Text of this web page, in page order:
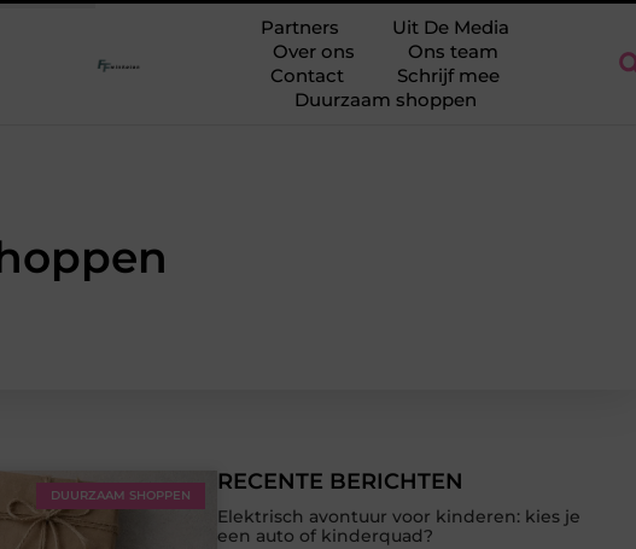
Partners
Uit De Media
Over ons
Ons team
Contact
Schrijf mee
Duurzaam shoppen
RECENTE BERICHTEN
Elektrisch avontuur voor kinderen: kies je
een auto of kinderquad?
DUURZAAM SHOPPEN